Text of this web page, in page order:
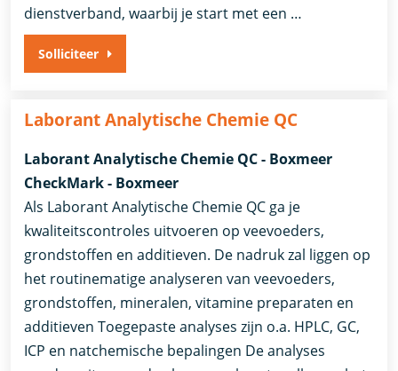
dienstverband, waarbij je start met een …
Solliciteer
Laborant Analytische Chemie QC
Laborant Analytische Chemie QC - Boxmeer
CheckMark - Boxmeer
Als Laborant Analytische Chemie QC ga je
kwaliteitscontroles uitvoeren op veevoeders,
grondstoffen en additieven. De nadruk zal liggen op
het routinematige analyseren van veevoeders,
grondstoffen, mineralen, vitamine preparaten en
additieven Toegepaste analyses zijn o.a. HPLC, GC,
ICP en natchemische bepalingen De analyses